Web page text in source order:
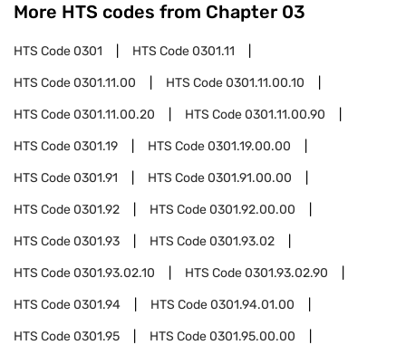
More HTS codes from Chapter 03
HTS Code0301 HTS Code0301.11
HTS Code0301.11.00 HTS Code0301.11.00.10
HTS Code0301.11.00.20 HTS Code0301.11.00.90
HTS Code0301.19 HTS Code0301.19.00.00
HTS Code0301.91 HTS Code0301.91.00.00
HTS Code0301.92 HTS Code0301.92.00.00
HTS Code0301.93 HTS Code0301.93.02
HTS Code0301.93.02.10 HTS Code0301.93.02.90
HTS Code0301.94 HTS Code0301.94.01.00
HTS Code0301.95 HTS Code0301.95.00.00